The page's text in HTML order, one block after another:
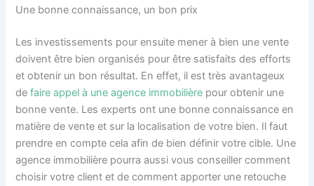
Une bonne connaissance, un bon prix
Les investissements pour ensuite mener à bien une vente
doivent être bien organisés pour être satisfaits des efforts
et obtenir un bon résultat. En effet, il est très avantageux
defaire appel à une agence immobilière pour obtenir une
bonne vente. Les experts ont une bonne connaissance en
matière de vente et sur la localisation de votre bien. Il faut
prendre en compte cela afin de bien définir votre cible. Une
agence immobilière pourra aussi vous conseiller comment
choisir votre client et de comment apporter une retouche